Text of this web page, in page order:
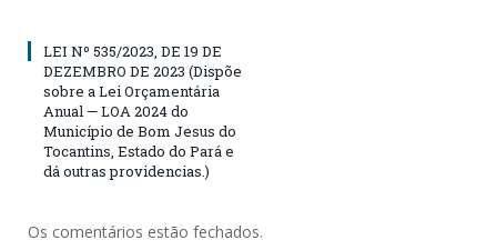
LEI Nº 535/2023, DE 19 DE
DEZEMBRO DE 2023 (Dispõe
sobre a Lei Orçamentária
Anual — LOA 2024 do
Município de Bom Jesus do
Tocantins, Estado do Pará e
dá outras providencias.)
Os comentários estão fechados.